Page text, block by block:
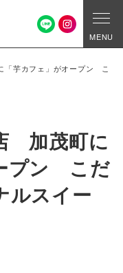
MENU
「芋カフェ」がオープン こ
加茂町に
プン こだ
ルスイー